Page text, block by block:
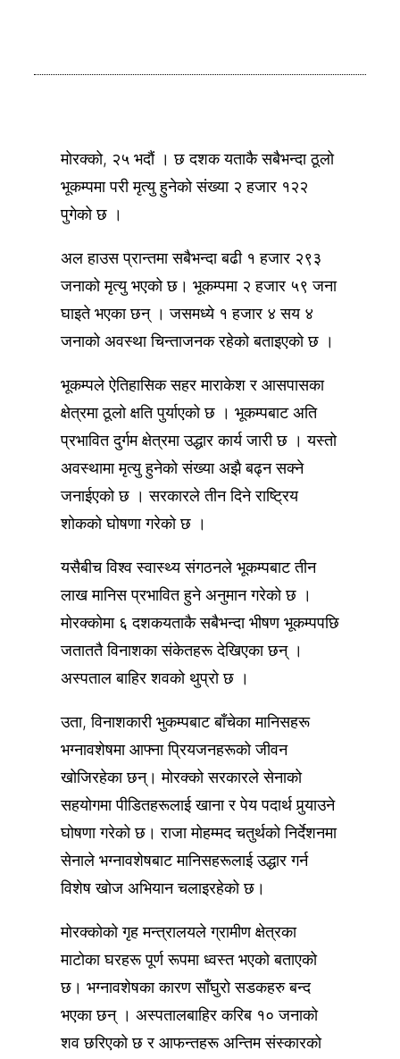
मोरक्को, २५ भदौं । छ दशक यताकै सबैभन्दा ठूलो
भूकम्पमा परी मृत्यु हुनेको संख्या २ हजार १२२
पुगेको छ ।
अल हाउस प्रान्तमा सबैभन्दा बढी १ हजार २९३
जनाको मृत्यु भएको छ। भूकम्पमा २ हजार ५९ जना
घाइते भएका छन् । जसमध्ये १ हजार ४ सय ४
जनाको अवस्था चिन्ताजनक रहेको बताइएको छ ।
भूकम्पले ऐतिहासिक सहर माराकेश र आसपासका
क्षेत्रमा ठूलो क्षति पुर्याएको छ । भूकम्पबाट अति
प्रभावित दुर्गम क्षेत्रमा उद्धार कार्य जारी छ । यस्तो
अवस्थामा मृत्यु हुनेको संख्या अझै बढ्न सक्ने
जनाईएको छ । सरकारले तीन दिने राष्ट्रिय
शोकको घोषणा गरेको छ ।
यसैबीच विश्व स्वास्थ्य संगठनले भूकम्पबाट तीन
लाख मानिस प्रभावित हुने अनुमान गरेको छ ।
मोरक्कोमा ६ दशकयताकै सबैभन्दा भीषण भूकम्पपछि
जताततै विनाशका संकेतहरू देखिएका छन् ।
अस्पताल बाहिर शवको थुप्रो छ ।
उता, विनाशकारी भुकम्पबाट बाँचेका मानिसहरू
भग्नावशेषमा आफ्ना प्रियजनहरूको जीवन
खोजिरहेका छन्। मोरक्को सरकारले सेनाको
सहयोगमा पीडितहरूलाई खाना र पेय पदार्थ पुर्‍याउने
घोषणा गरेको छ। राजा मोहम्मद चतुर्थको निर्देशनमा
सेनाले भग्नावशेषबाट मानिसहरूलाई उद्धार गर्न
विशेष खोज अभियान चलाइरहेको छ।
मोरक्कोको गृह मन्त्रालयले ग्रामीण क्षेत्रका
माटोका घरहरू पूर्ण रूपमा ध्वस्त भएको बताएको
छ। भग्नावशेषका कारण साँघुरो सडकहरु बन्द
भएका छन् । अस्पतालबाहिर करिब १० जनाको
शव छरिएको छ र आफन्तहरू अन्तिम संस्कारको